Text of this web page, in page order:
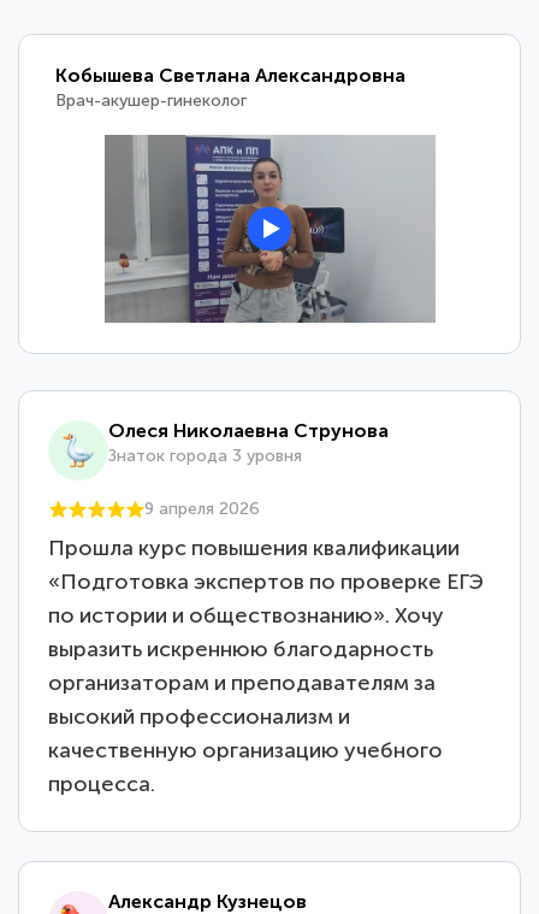
Кобышева Светлана Александровна
Врач-акушер-гинеколог
Олеся Николаевна Струнова
Знаток города 3 уровня
9 апреля 2026
Прошла курс повышения квалификации
«Подготовка экспертов по проверке ЕГЭ
по истории и обществознанию». Хочу
выразить искреннюю благодарность
организаторам и преподавателям за
высокий профессионализм и
качественную организацию учебного
процесса.
Александр Кузнецов